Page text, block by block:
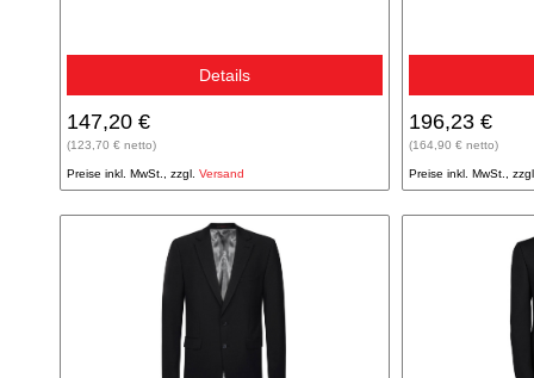
Details
147,20 €
(123,70 € netto)
Preise inkl. MwSt., zzgl. Versand
196,23 €
(164,90 € netto)
Preise inkl. MwSt.,